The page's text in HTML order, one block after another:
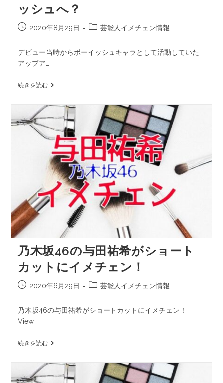
ッシュへ？
2020年8月29日 芸能人イメチェン情報
デビュー当時からボーイッシュキャラとして活動していた
アップア…
続きを読む
乃木坂46の与田祐希がショート
カットにイメチェン！
2020年6月29日 芸能人イメチェン情報
乃木坂46の与田祐希がショートカットにイメチェン！
View…
続きを読む